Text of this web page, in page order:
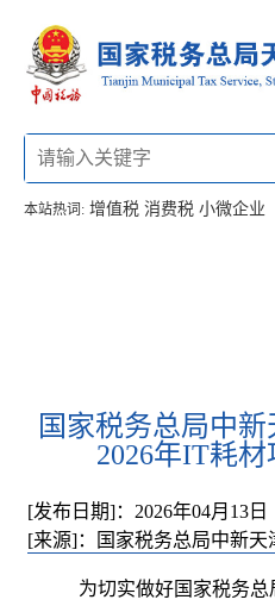
本站热词: 增值税 消费税 小微企业
国家税务总局中
2026年IT耗
[发布日期]：2026年04月13日
[来源]：国家税务总局中新天
为切实做好国家税务